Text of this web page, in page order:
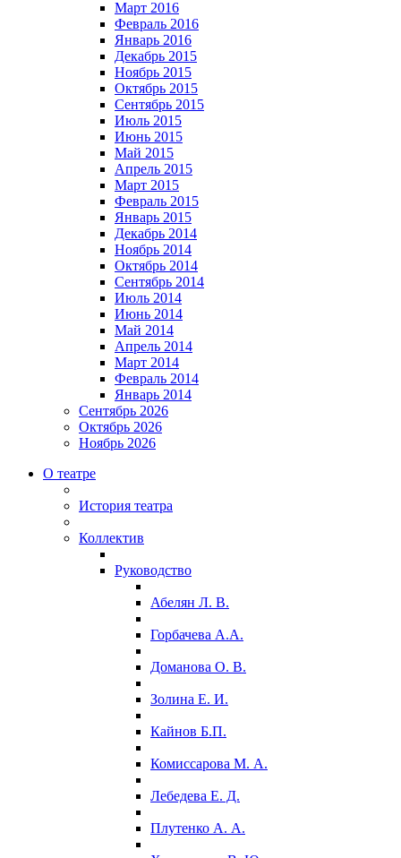
Март 2016
Февраль 2016
Январь 2016
Декабрь 2015
Ноябрь 2015
Октябрь 2015
Сентябрь 2015
Июль 2015
Июнь 2015
Май 2015
Апрель 2015
Март 2015
Февраль 2015
Январь 2015
Декабрь 2014
Ноябрь 2014
Октябрь 2014
Сентябрь 2014
Июль 2014
Июнь 2014
Май 2014
Апрель 2014
Март 2014
Февраль 2014
Январь 2014
Сентябрь 2026
Октябрь 2026
Ноябрь 2026
О театре
История театра
Коллектив
Руководство
Абелян Л. В.
Горбачева А.А.
Доманова О. В.
Золина Е. И.
Кайнов Б.П.
Комиссарова М. А.
Лебедева Е. Д.
Плутенко А. А.